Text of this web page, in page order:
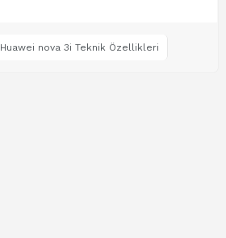
Huawei nova 3i Teknik Özellikleri